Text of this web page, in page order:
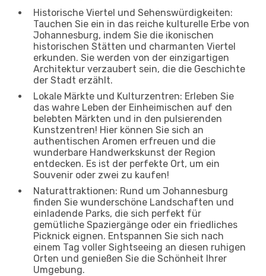
Historische Viertel und Sehenswürdigkeiten:
Tauchen Sie ein in das reiche kulturelle Erbe von
Johannesburg, indem Sie die ikonischen
historischen Stätten und charmanten Viertel
erkunden. Sie werden von der einzigartigen
Architektur verzaubert sein, die die Geschichte
der Stadt erzählt.
Lokale Märkte und Kulturzentren: Erleben Sie
das wahre Leben der Einheimischen auf den
belebten Märkten und in den pulsierenden
Kunstzentren! Hier können Sie sich an
authentischen Aromen erfreuen und die
wunderbare Handwerkskunst der Region
entdecken. Es ist der perfekte Ort, um ein
Souvenir oder zwei zu kaufen!
Naturattraktionen: Rund um Johannesburg
finden Sie wunderschöne Landschaften und
einladende Parks, die sich perfekt für
gemütliche Spaziergänge oder ein friedliches
Picknick eignen. Entspannen Sie sich nach
einem Tag voller Sightseeing an diesen ruhigen
Orten und genießen Sie die Schönheit Ihrer
Umgebung.